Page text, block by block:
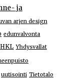
ja
arjen design
edunvalvonta
HKL Yhdysvallat
uutisointi Tietotalo